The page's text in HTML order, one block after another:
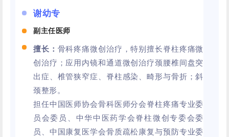
谢幼专
副主任医师
擅长： 骨科疼痛微创治疗，特别擅长脊柱疼痛微
创治疗；应用内镜和通道微创治疗颈腰椎间盘突
出症、椎管狭窄症、脊柱感染、畸形与骨折；斜
颈整形。
担任中国医师协会骨科医师分会脊柱疼痛专业委
员会委员、中华中医药学会脊柱微创专委会委
员、中国康复医学会骨质疏松康复与预防专业委